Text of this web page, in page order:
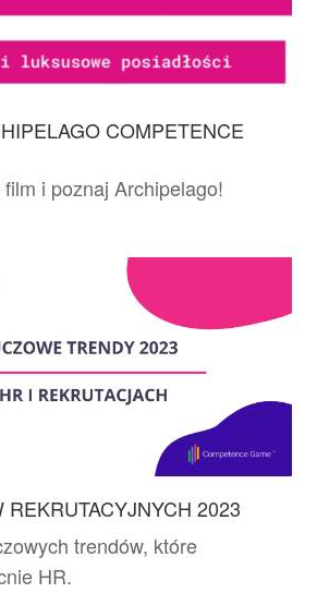
COMPETENCE
i poznaj Archipelago!
REKRUTACYJNYCH 2023
trendów, które
HR.